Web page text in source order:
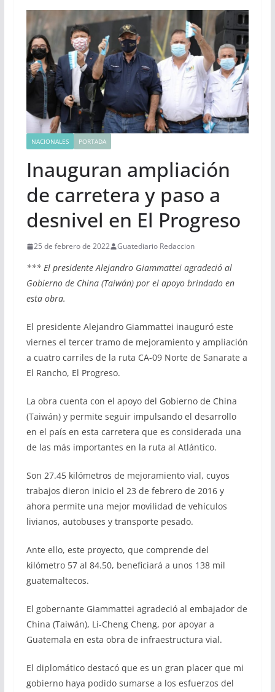
NACIONALES PORTADA
Inauguran ampliación
de carretera y paso a
desnivel en El Progreso
25 de febrero de 2022 Guatediario Redaccion
*** El presidente Alejandro Giammattei agradeció al
Gobierno de China (Taiwán) por el apoyo brindado en
esta obra.
El presidente Alejandro Giammattei inauguró este
viernes el tercer tramo de mejoramiento y ampliación
a cuatro carriles de la ruta CA-09 Norte de Sanarate a
El Rancho, El Progreso.
La obra cuenta con el apoyo del Gobierno de China
(Taiwán) y permite seguir impulsando el desarrollo
en el país en esta carretera que es considerada una
de las más importantes en la ruta al Atlántico.
Son 27.45 kilómetros de mejoramiento vial, cuyos
trabajos dieron inicio el 23 de febrero de 2016 y
ahora permite una mejor movilidad de vehículos
livianos, autobuses y transporte pesado.
Ante ello, este proyecto, que comprende del
kilómetro 57 al 84.50, beneficiará a unos 138 mil
guatemaltecos.
El gobernante Giammattei agradeció al embajador de
China (Taiwán), Li-Cheng Cheng, por apoyar a
Guatemala en esta obra de infraestructura vial.
El diplomático destacó que es un gran placer que mi
gobierno haya podido sumarse a los esfuerzos del